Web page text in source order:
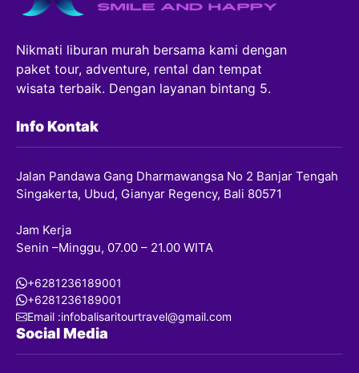
Nikmati liburan murah bersama kami dengan
paket tour, adventure, rental dan tempat
wisata terbaik. Dengan layanan bintang 5.
Info Kontak
Jalan Pandawa Gang Dharmawangsa No 2 Banjar Tengah
Singakerta, Ubud, Gianyar Regency, Bali 80571
Jam Kerja
Senin –Minggu, 07.00 – 21.00 WITA
+6281236189001
+6281236189001
Email :infobalisaritourtravel@gmail.com
Social Media